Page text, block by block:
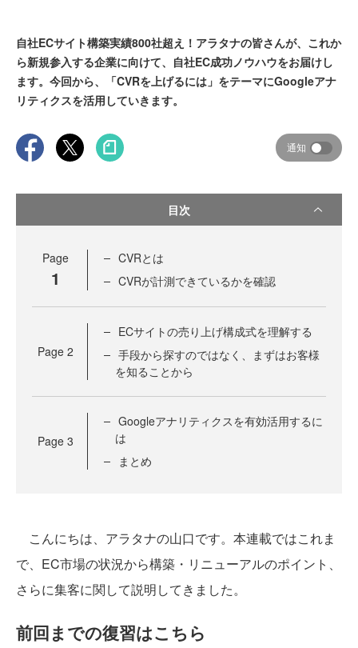
自社ECサイト構築実績800社超え！アラタナの皆さんが、これか
ら新規参入する企業に向けて、自社EC成功ノウハウをお届けし
ます。今回から、「CVRを上げるには」をテーマにGoogleアナ
リティクスを活用していきます。
通知
目次
Page
1
CVRとは
CVRが計測できているかを確認
Page 2
ECサイトの売り上げ構成式を理解する
手段から探すのではなく、まずはお客様
を知ることから
Page 3
Googleアナリティクスを有効活用するに
は
まとめ
こんにちは、アラタナの山口です。本連載ではこれま
で、EC市場の状況から構築・リニューアルのポイント、
さらに集客に関して説明してきました。
前回までの復習はこちら